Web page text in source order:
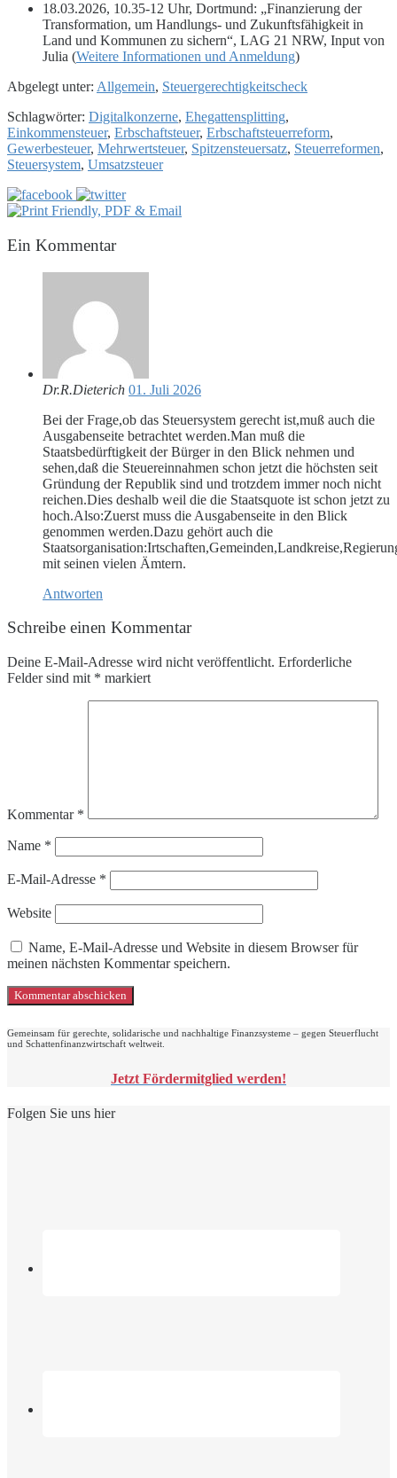
18.03.2026, 10.35-12 Uhr, Dortmund: „Finanzierung der
Transformation, um Handlungs- und Zukunftsfähigkeit in
Land und Kommunen zu sichern“, LAG 21 NRW, Input von
Julia (Weitere Informationen und Anmeldung)
Abgelegt unter: Allgemein, Steuergerechtigkeitscheck
Schlagwörter: Digitalkonzerne, Ehegattensplitting,
Einkommensteuer, Erbschaftsteuer, Erbschaftsteuerreform,
Gewerbesteuer, Mehrwertsteuer, Spitzensteuersatz, Steuerreformen,
Steuersystem, Umsatzsteuer
Ein Kommentar
Dr.R.Dieterich 01. Juli 2026
Bei der Frage,ob das Steuersystem gerecht ist,muß auch die
Ausgabenseite betrachtet werden.Man muß die
Staatsbedürftigkeit der Bürger in den Blick nehmen und
sehen,daß die Steuereinnahmen schon jetzt die höchsten seit
Gründung der Republik sind und trotzdem immer noch nicht
reichen.Dies deshalb weil die die Staatsquote ist schon jetzt zu
hoch.Also:Zuerst muss die Ausgabenseite in den Blick
genommen werden.Dazu gehört auch die
mit seinen vielen Ämtern.
Antworten
Schreibe einen Kommentar
Deine E-Mail-Adresse wird nicht veröffentlicht. Erforderliche
Felder sind mit * markiert
Kommentar *
Name *
E-Mail-Adresse *
Website
Name, E-Mail-Adresse und Website in diesem Browser für
meinen nächsten Kommentar speichern.
Gemeinsam für gerechte, solidarische und nachhaltige Finanzsysteme – gegen Steuerflucht
und Schattenfinanzwirtschaft weltweit.
Jetzt Fördermitglied werden!
Folgen Sie uns hier